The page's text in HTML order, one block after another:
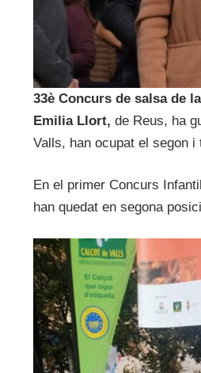
33è Concurs de salsa de
Emilia Llort, de Reus, ha
Valls, han ocupat el segon
En el primer Concurs
han quedat en segona